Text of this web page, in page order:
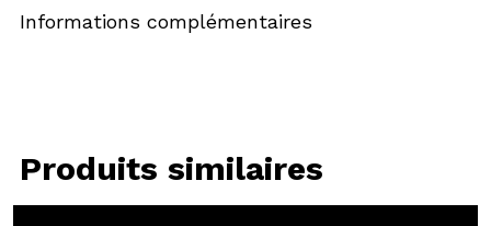
Informations complémentaires
Produits similaires